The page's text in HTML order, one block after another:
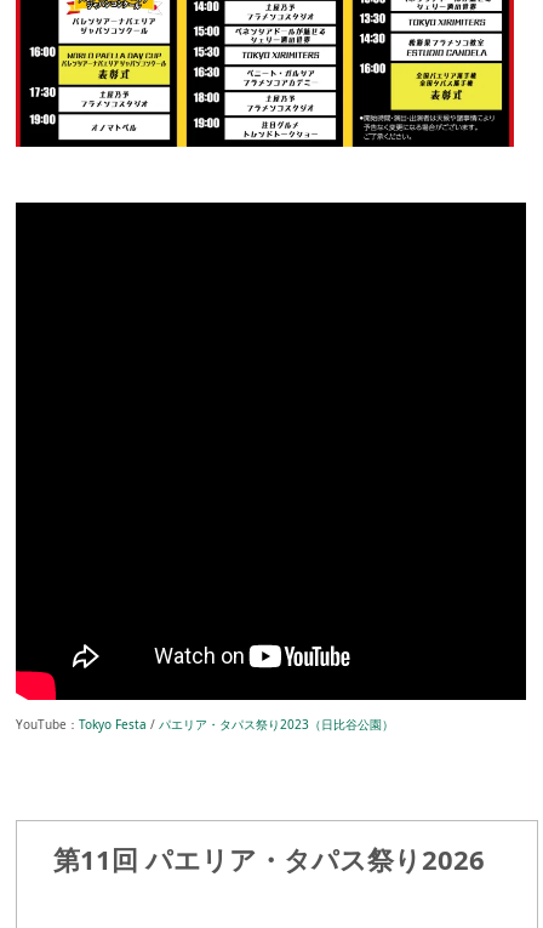
YouTube：Tokyo Festa /パエリア・タパス祭り2023（日比谷公園）
第11回 パエリア・タパス祭り2026